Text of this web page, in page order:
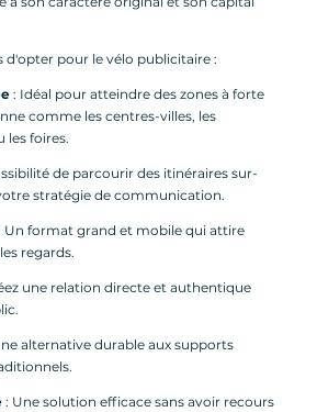
d'opter pour le vélo publicitaire :
: Idéal pour atteindre des zones à forte
comme les centres-villes, les
les foires.
de parcourir des itinéraires sur-
stratégie de communication.
Un format grand et mobile qui attire
regards.
une relation directe et authentique
alternative durable aux supports
: Une solution efficace sans avoir recours